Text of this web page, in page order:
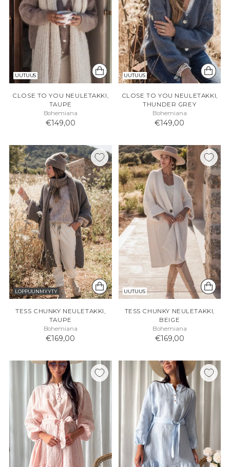
UUTUUS
CLOSE TO YOU NEULETAKKI,
TAUPE
Bohemiana
€149,00
UUTUUS
CLOSE TO YOU NEULETAKKI,
THUNDER GREY
Bohemiana
€149,00
LOPPUUNMYYTY
TESS CHUNKY NEULETAKKI,
TAUPE
Bohemiana
€169,00
UUTUUS
TESS CHUNKY NEULETAKKI,
BEIGE
Bohemiana
€169,00